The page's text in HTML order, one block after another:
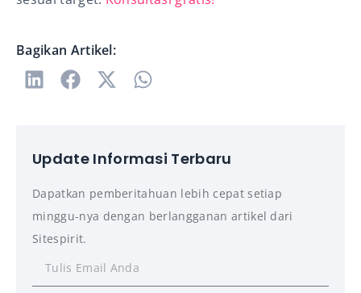
Bagikan Artikel:
Update Informasi Terbaru
Dapatkan pemberitahuan lebih cepat setiap
minggu-nya dengan berlangganan artikel dari
Sitespirit.